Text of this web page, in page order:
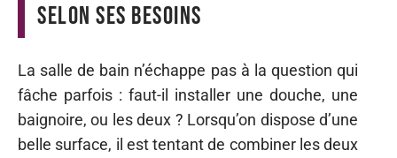
selon ses besoins
La salle de bain n’échappe pas à la question qui
fâche parfois : faut-il installer une douche, une
baignoire, ou les deux ? Lorsqu’on dispose d’une
belle surface, il est tentant de combiner les deux